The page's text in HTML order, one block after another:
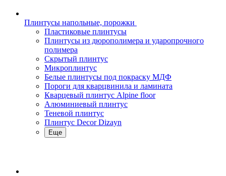
Плинтусы напольные, порожки
Пластиковые плинтусы
Плинтусы из дюрополимера и ударопрочного
полимера
Скрытый плинтус
Микроплинтус
Белые плинтусы под покраску МДФ
Пороги для кварцвинила и ламината
Кварцевый плинтус Alpine floor
Алюминиевый плинтус
Теневой плинтус
Плинтус Decor Dizayn
Еще